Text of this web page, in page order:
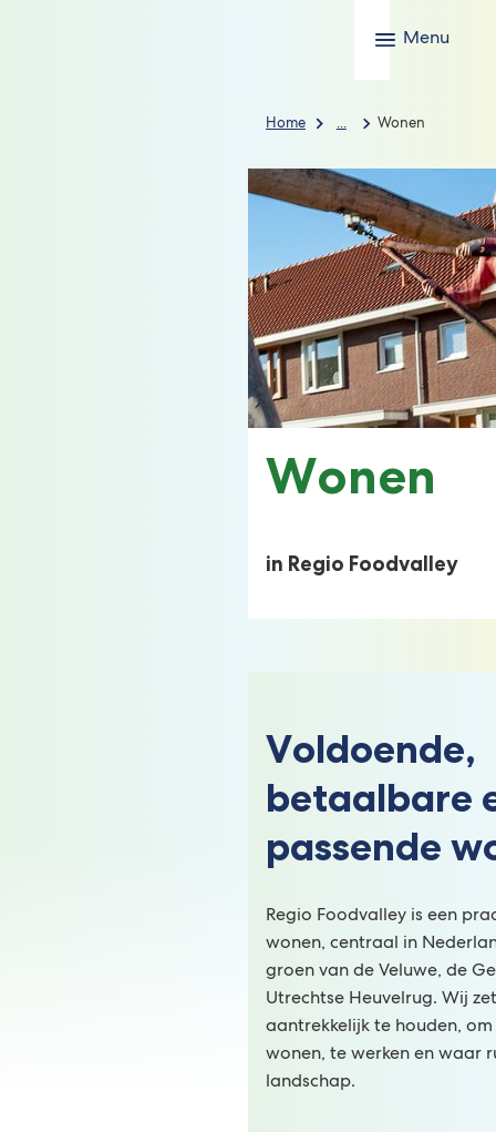
Menu
Home ... Wonen
Wonen
in Regio Foodvalley
Voldoende,
betaalbare
passende
Regio Foodvalley is een
wonen, centraal in
groen van de Veluwe, de
Utrechtse Heuvelrug. Wij
aantrekkelijk te houden,
wonen, te werken en waar
landschap.